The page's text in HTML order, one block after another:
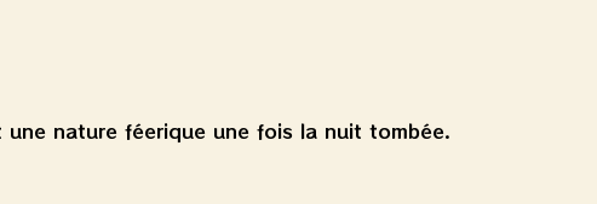
nature féerique une fois la nuit tombée.